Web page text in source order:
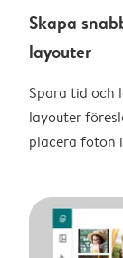
Skapa
layouter
Spara tid och
layouter
placera foton